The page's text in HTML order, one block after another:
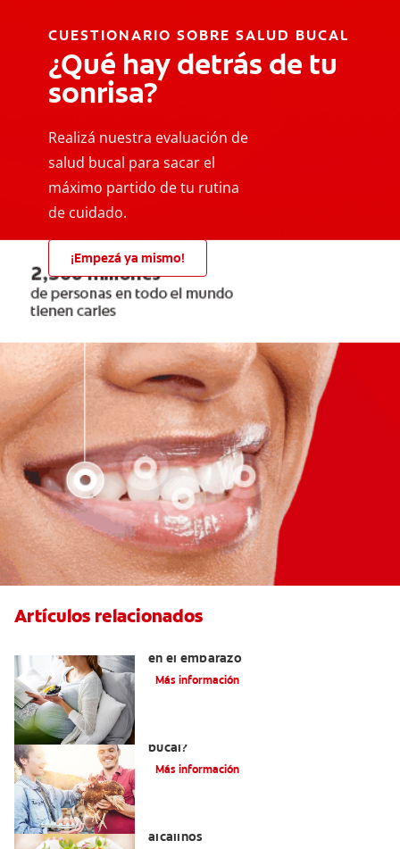
CUESTIONARIO SOBRE SALUD BUCAL
¿Qué hay detrás de tu
sonrisa?
Realizá nuestra evaluación de
salud bucal para sacar el
máximo partido de tu rutina
de cuidado.
¡Empezá ya mismo!
Artículos relacionados
en el embarazo
Más información
bucal?
Más información
alcalinos